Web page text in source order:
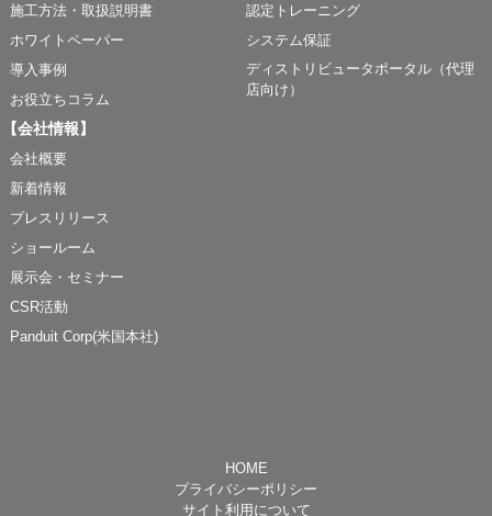
施工方法・取扱説明書
ホワイトペーパー
導入事例
お役立ちコラム
認定トレーニング
システム保証
ディストリビュータポータル（代理
店向け）
【会社情報】
会社概要
新着情報
プレスリリース
ショールーム
展示会・セミナー
CSR活動
Panduit Corp(米国本社)
HOME
プライバシーポリシー
サイト利用について